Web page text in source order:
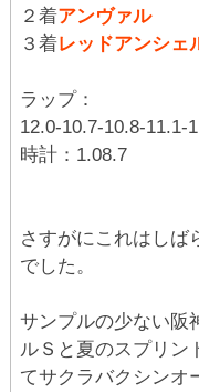
２着アンヴァル
３着レッドアンシェ
ラップ：
12.0-10.7-10.8-11.1-
時計：1.08.7
さすがにこれはしば
でした。
サンプルの少ない阪
ルＳと夏のスプリン
てサクラバクシンオ